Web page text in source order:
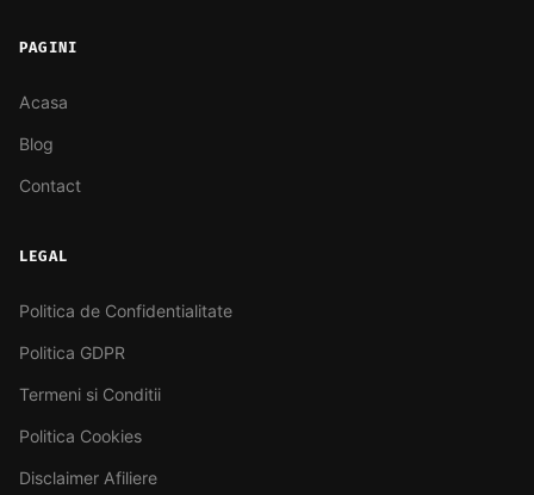
PAGINI
Acasa
Blog
Contact
LEGAL
Politica de Confidentialitate
Politica GDPR
Termeni si Conditii
Politica Cookies
Disclaimer Afiliere